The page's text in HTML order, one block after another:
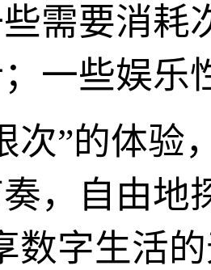
需要消耗
一些娱乐
次”的体验
，自由地
数字生活